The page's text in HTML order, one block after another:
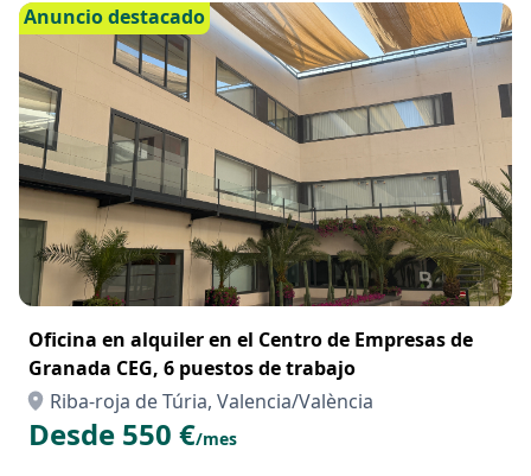
Anuncio destacado
Oficina en alquiler en el Centro de Empresas de
Granada CEG, 6 puestos de trabajo
Riba-roja de Túria, Valencia/València
Desde 550 €/mes